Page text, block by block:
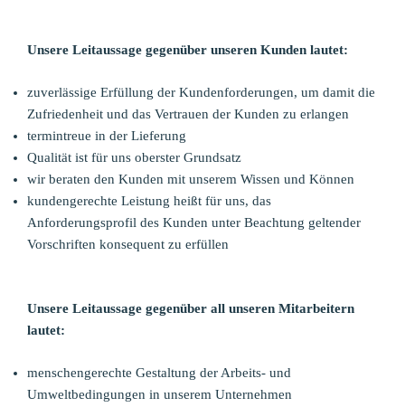
Unsere Leitaussage gegenüber unseren Kunden lautet:
zuverlässige Erfüllung der Kundenforderungen, um damit die
Zufriedenheit und das Vertrauen der Kunden zu erlangen
termintreue in der Lieferung
Qualität ist für uns oberster Grundsatz
wir beraten den Kunden mit unserem Wissen und Können
kundengerechte Leistung heißt für uns, das
Anforderungsprofil des Kunden unter Beachtung geltender
Vorschriften konsequent zu erfüllen
Unsere Leitaussage gegenüber all unseren Mitarbeitern
lautet:
menschengerechte Gestaltung der Arbeits- und
Umweltbedingungen in unserem Unternehmen